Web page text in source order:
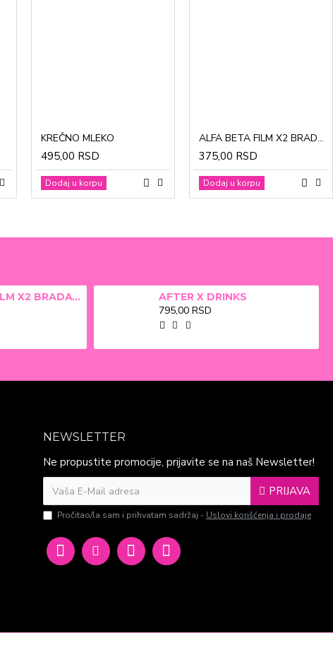
CinkDermin pasta 5g
280,00 RSD
Dodaj u korpu
Mustela Cold krema za lice 40ml
1.370,00 RSD
Dodaj u korpu
KREČNO MLEKO
495,00 RSD
Dodaj u korpu
ALFA BETA FILM X2 BRADAVICE, KURJE OKO 15ml
375,00 RSD
Dodaj u korpu
ALFA BETA FILM X2 BRADAVICE, KURJE OKO 15ml AFTER X DRINKS
795,00 RSD
NEWSLETTER
Ne propustite promocije, prijavite se na naš Newsletter!
PRIJAVA
Pročitao/la sam i prihvatam sadržaj - Uslovi korišćenja i prodaje